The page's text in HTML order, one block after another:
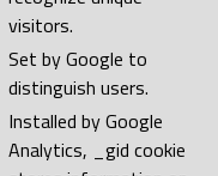
visitors.
Set by Google to
distinguish users.
Installed by Google
Analytics, _gid cookie